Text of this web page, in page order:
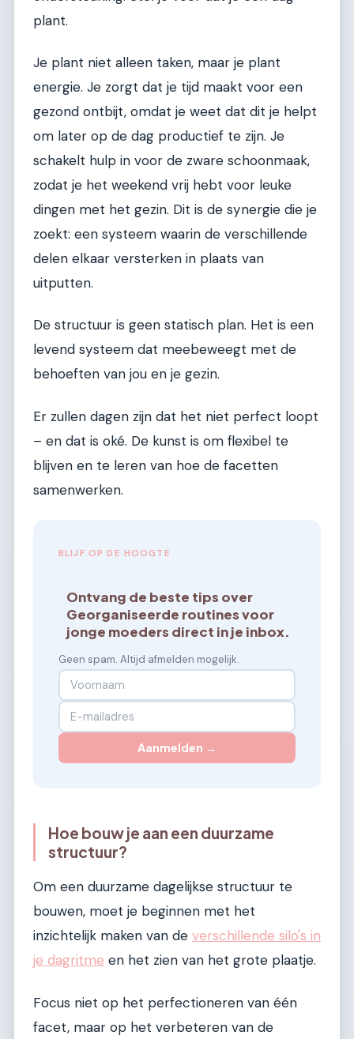
plant.
Je plant niet alleen taken, maar je plant
energie. Je zorgt dat je tijd maakt voor een
gezond ontbijt, omdat je weet dat dit je helpt
om later op de dag productief te zijn. Je
schakelt hulp in voor de zware schoonmaak,
zodat je het weekend vrij hebt voor leuke
dingen met het gezin. Dit is de synergie die je
zoekt: een systeem waarin de verschillende
delen elkaar versterken in plaats van
uitputten.
De structuur is geen statisch plan. Het is een
levend systeem dat meebeweegt met de
behoeften van jou en je gezin.
Er zullen dagen zijn dat het niet perfect loopt
– en dat is oké. De kunst is om flexibel te
blijven en te leren van hoe de facetten
samenwerken.
BLIJF OP DE HOOGTE
Ontvang de beste tips over
Georganiseerde routines voor
jonge moeders direct in je inbox.
Geen spam. Altijd afmelden mogelijk.
Aanmelden →
Hoe bouw je aan een duurzame
structuur?
Om een duurzame dagelijkse structuur te
bouwen, moet je beginnen met het
inzichtelijk maken van de verschillende silo's in
je dagritme en het zien van het grote plaatje.
Focus niet op het perfectioneren van één
facet, maar op het verbeteren van de